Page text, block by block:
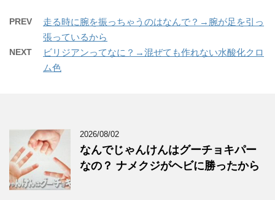
PREV
走る時に腕を振っちゃうのはなんで？→腕が足を引っ
張っているから
NEXT
ビリジアンってなに？→混ぜても作れない水酸化クロ
ム色
2026/08/02
なんでじゃんけんはグーチョキパー
なの？ ナメクジがヘビに勝ったから